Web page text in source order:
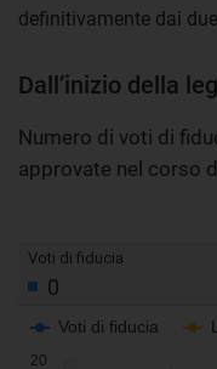
definitivamente dai
Dall’inizio della
Numero di voti di
approvate nel corso